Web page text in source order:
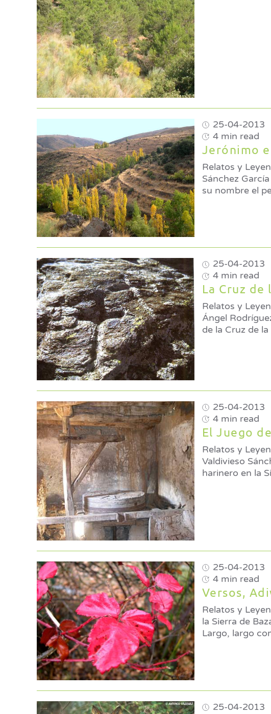
25-04-2013
4 min read
Jerónimo
Relatos y
Sánchez García © Proyecto Sierra de BazaBarranco Lobero, al que dejó
su nombre el
25-04-2013
4 min read
La Cruz de
Relatos y
Ángel Rodríguez Sánchez © Proyecto
de la Cruz de
25-04-2013
4 min read
El Juego
Relatos y
Valdivieso Sánchez © Proyecto Sierra de BazaInterior
harinero en la
25-04-2013
4 min read
Versos,
Relatos y
la Sierra de Baza Por José Valdivieso Sánchez © Proyecto Sierra de
Largo, largo
25-04-2013